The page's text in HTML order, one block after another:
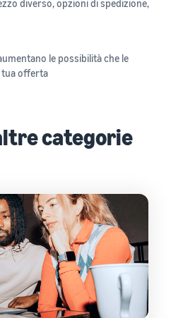
diverso, opzioni di spedizione,
le possibilità che le
tua offerta
categorie